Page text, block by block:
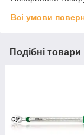
Всі умови
Подібні товари